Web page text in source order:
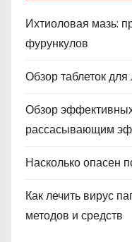
Ихтиоловая мазь:
фурункулов
Обзор таблеток
Обзор
рассасывающим
Насколько опасен
Как лечить вирус
методов и средств